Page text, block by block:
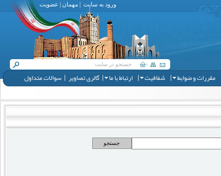
ورود به سایت مهمان عضویت
مقررات و ضوابط شفافیت ارتباط با ما گالری تصاویر سوالات متداول